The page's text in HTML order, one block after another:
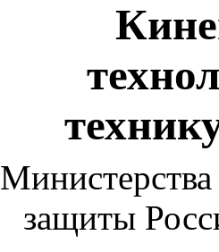
защиты